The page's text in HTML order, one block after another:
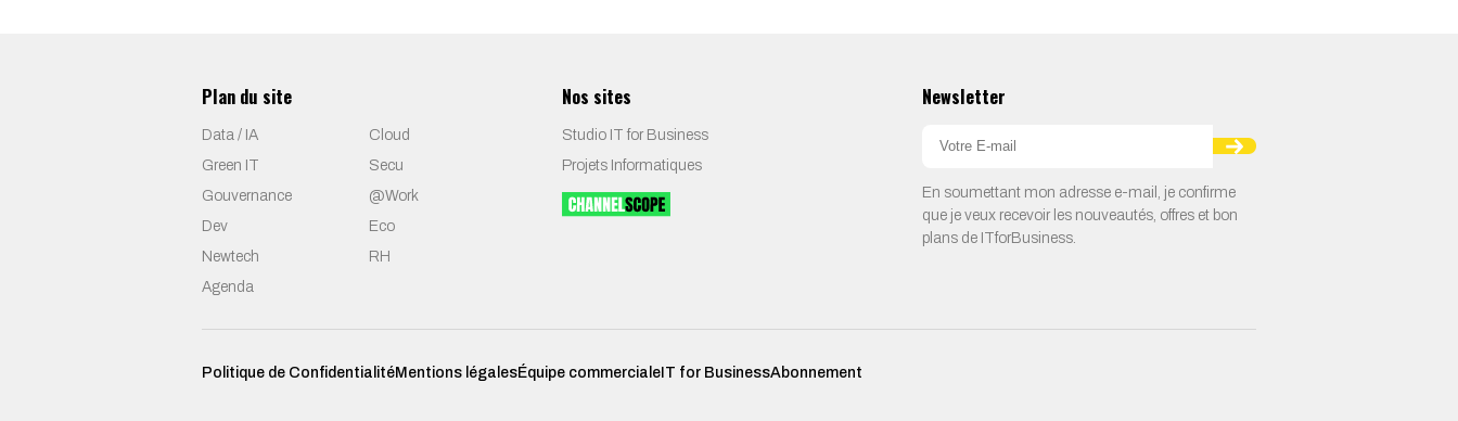
Plan du site
Data / IA
Cloud
Green IT
Secu
Gouvernance
@Work
Dev
Eco
Newtech
RH
Agenda
Nos sites
Studio IT for Business
Projets Informatiques
Newsletter
En soumettant mon adresse e-mail, je confirme
que je veux recevoir les nouveautés, offres et bon
plans de ITforBusiness.
Politique de ConfidentialitéMentions légalesÉquipe commercialeIT for BusinessAbonnement